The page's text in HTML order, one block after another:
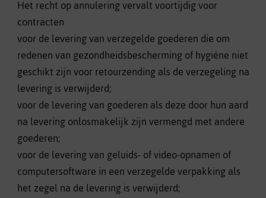
Het recht op annulering vervalt voortijdig voor
contracten
voor de levering van verzegelde goederen die om
redenen van gezondheidsbescherming of hygiëne niet
geschikt zijn voor retourzending als de verzegeling na
levering is verwijderd;
voor de levering van goederen als deze door hun aard
na levering onlosmakelijk zijn vermengd met andere
goederen;
voor de levering van geluids- of video-opnamen of
computersoftware in een verzegelde verpakking als
het zegel na de levering is verwijderd;